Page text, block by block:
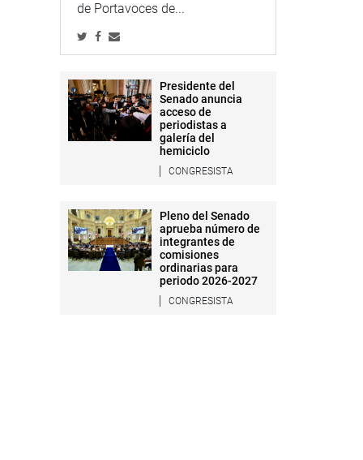
de Portavoces de...
Presidente del
Senado anuncia
acceso de
periodistas a
galería del
hemiciclo
CONGRESISTA
Pleno del Senado
aprueba número de
integrantes de
comisiones
ordinarias para
periodo 2026-2027
CONGRESISTA